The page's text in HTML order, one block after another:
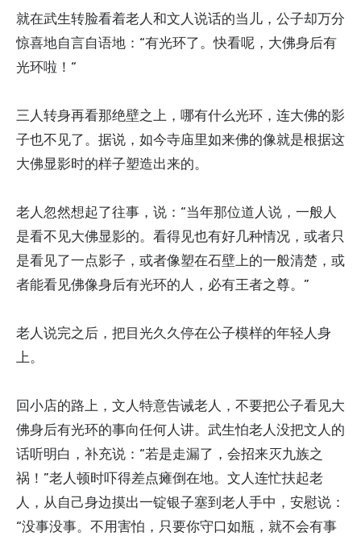
就在武生转脸看着老人和文人说话的当儿，公子却万分
惊喜地自言自语地：“有光环了。快看呢，大佛身后有
光环啦！“
三人转身再看那绝壁之上，哪有什么光环，连大佛的影
子也不见了。据说，如今寺庙里如来佛的像就是根据这
大佛显影时的样子塑造出来的。
老人忽然想起了往事，说：“当年那位道人说，一般人
是看不见大佛显影的。看得见也有好几种情况，或者只
是看见了一点影子，或者像塑在石壁上的一般清楚，或
者能看见佛像身后有光环的人，必有王者之尊。”
老人说完之后，把目光久久停在公子模样的年轻人身
上。
回小店的路上，文人特意告诫老人，不要把公子看见大
佛身后有光环的事向任何人讲。武生怕老人没把文人的
话听明白，补充说：“若是走漏了，会招来灭九族之
祸！”老人顿时吓得差点瘫倒在地。文人连忙扶起老
人，从自己身边摸出一锭银子塞到老人手中，安慰说：
“没事没事。不用害怕，只要你守口如瓶，就不会有事